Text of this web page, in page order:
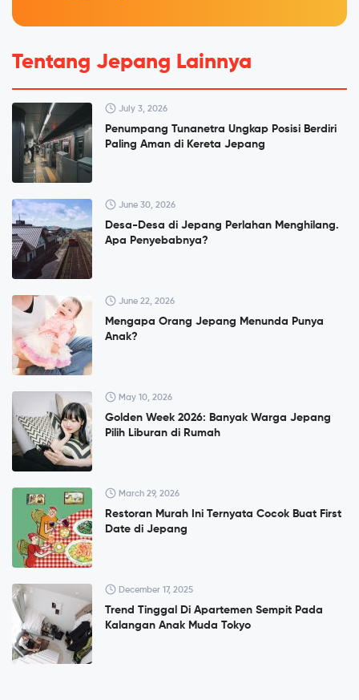
Tentang Jepang Lainnya
July 3, 2026
Penumpang Tunanetra Ungkap Posisi Berdiri
Paling Aman di Kereta Jepang
June 30, 2026
Desa-Desa di Jepang Perlahan Menghilang.
Apa Penyebabnya?
June 22, 2026
Mengapa Orang Jepang Menunda Punya
Anak?
May 10, 2026
Golden Week 2026: Banyak Warga Jepang
Pilih Liburan di Rumah
March 29, 2026
Restoran Murah Ini Ternyata Cocok Buat First
Date di Jepang
December 17, 2025
Trend Tinggal Di Apartemen Sempit Pada
Kalangan Anak Muda Tokyo